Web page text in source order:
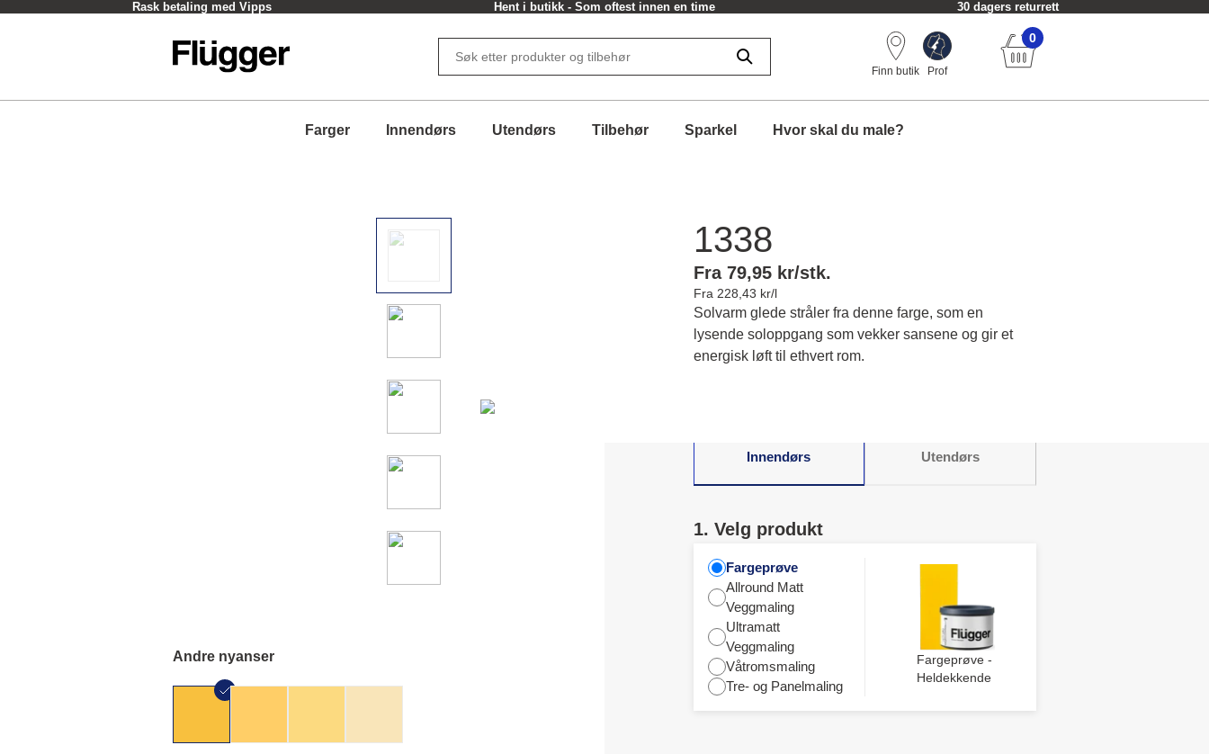
Rask betaling med Vipps Hent i butikk - Som oftest innen en time 30 dagers returrett
Finn butik Prof
0
Farger Innendørs Utendørs Tilbehør Sparkel Hvor skal du male?
Andre nyanser
1338
Fra 79,95 kr/stk.
Fra 228,43 kr/l
Solvarm glede stråler fra denne farge, som en
lysende soloppgang som vekker sansene og gir et
energisk løft til ethvert rom.
Innendørs Utendørs
1. Velg produkt
Fargeprøve
Allround Matt
Veggmaling
Ultramatt
Veggmaling
Våtromsmaling
Tre- og Panelmaling
Fargeprøve -
Heldekkende